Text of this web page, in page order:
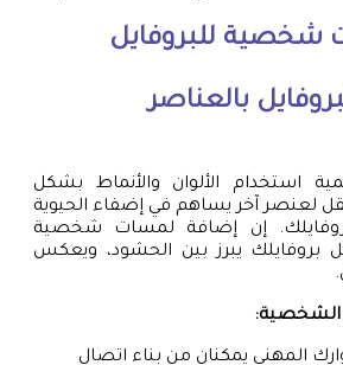
شخصية للبروفايل
بالعناصر
استخدام الألوان والأنماط بشكل
لعنصر آخر يساهم في إضفاء الحيوية
إن إضافة لمسات شخصية
بروفايلك يبرز بين الحشود، ويعكس
المهني يمكنان من بناء اتصال